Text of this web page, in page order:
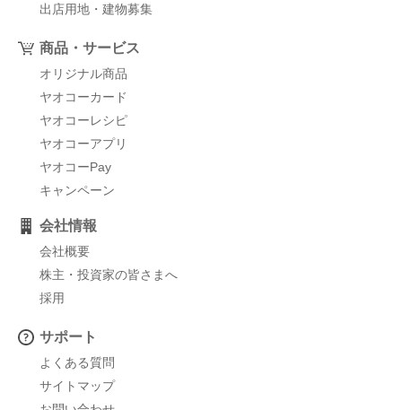
出店用地・建物募集
商品・サービス
オリジナル商品
ヤオコーカード
ヤオコーレシピ
ヤオコーアプリ
ヤオコーPay
キャンペーン
会社情報
会社概要
株主・投資家の皆さまへ
採用
サポート
よくある質問
サイトマップ